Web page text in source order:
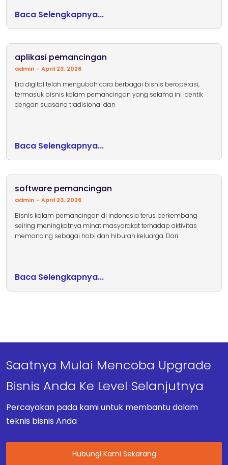
Baca Selengkapnya...
aplikasi pemancingan
admin April 23, 2026
Era digital telah mengubah cara berbagai bisnis beroperasi,
termasuk bisnis kolam pemancingan yang selama ini identik
dengan suasana tradisional dan
Baca Selengkapnya...
software pemancingan
admin April 23, 2026
Bisnis kolam pemancingan di Indonesia terus berkembang
seiring meningkatnya minat masyarakat terhadap aktivitas
memancing sebagai hobi dan hiburan keluarga. Dari
Baca Selengkapnya...
Saatnya Mulai Mencoba Upgrade
Bisnis Anda Ke Level Selanjutnya
Percayakan pada kami untuk membantu dalam
teknis bisnis Anda
Hubungi Kami Sekarang